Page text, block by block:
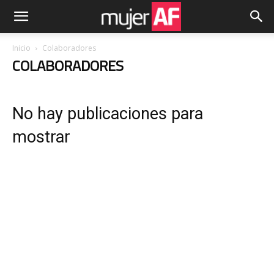
Inicio Colaboradores
COLABORADORES
No hay publicaciones para
mostrar